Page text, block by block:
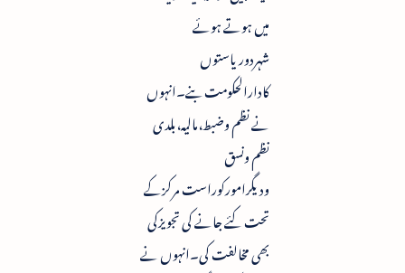
میں ہوتے ہوئے
شہردوریاستوں
کادارالحکومت بنے۔انہوں
نے نظم وضبط،مالیہ،بلدی
نظم ونسق
ودیگرامورکوراست مرکزکے
تحت کئے جانے کی تجویزکی
بھی مخالفت کی۔انہوں نے